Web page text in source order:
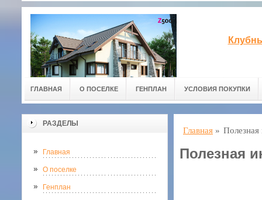
ГЛАВНАЯ О ПОСЕЛКЕ ГЕНПЛАН УСЛОВИЯ ПОКУПКИ
РАЗДЕЛЫ
Главная
О поселке
Генплан
Главная »
Полезная